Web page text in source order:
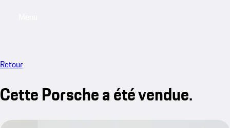
Retour
Cette Porsche a été vendue.